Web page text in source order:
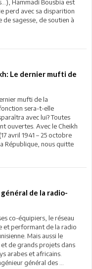
Hammadi Bousbia est
perd avec sa disparition
de sagesse, de soutien à
Le dernier mufti de
mufti de la
sera-t-elle
avec lui? Toutes
ouvertes. Avec le Cheikh
avril 1941 – 25 octobre
République, nous quitte
de la radio-
co-équipiers, le réseau
et performant de la radio
Mais aussi le
de grands projets dans
arabes et africains.
général des ...